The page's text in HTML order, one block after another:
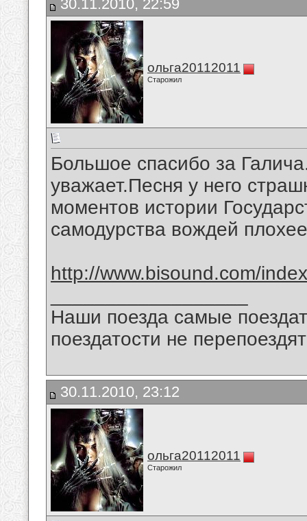
30.11.2010, 22:59
ольга20112011
Старожил
Большое спасибо за
уважает.Песня у него
моментов истории
самодурства вождей
http://www.bisound.com/
Наши поезда самые
поездатости не
30.11.2010, 23:12
ольга20112011
Старожил